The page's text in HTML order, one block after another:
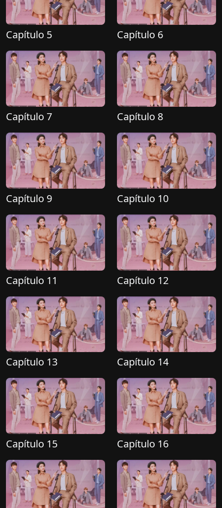
Capítulo 5 Capítulo 6
Capítulo 7 Capítulo 8
Capítulo 9 Capítulo 10
Capítulo 11 Capítulo 12
Capítulo 13 Capítulo 14
Capítulo 15 Capítulo 16